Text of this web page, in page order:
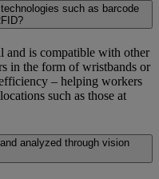
such as barcode
is compatible with other
in the form of wristbands or
– helping workers
such as those at
analyzed through vision